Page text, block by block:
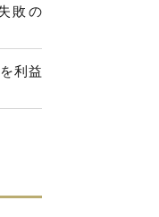
敗の
利益